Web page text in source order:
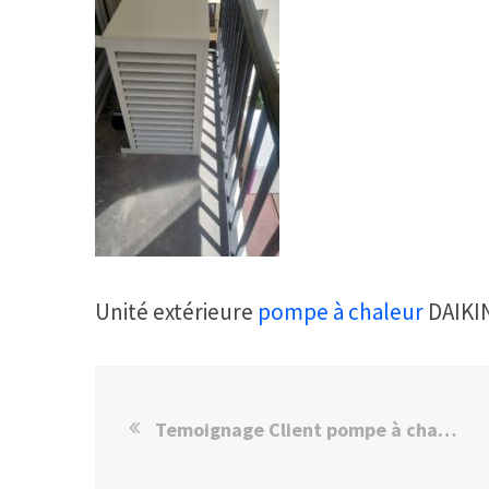
Unité extérieure pompe à chaleur
Temoignage Client pompe à chaleur climatisation DAIKIN Paris 16